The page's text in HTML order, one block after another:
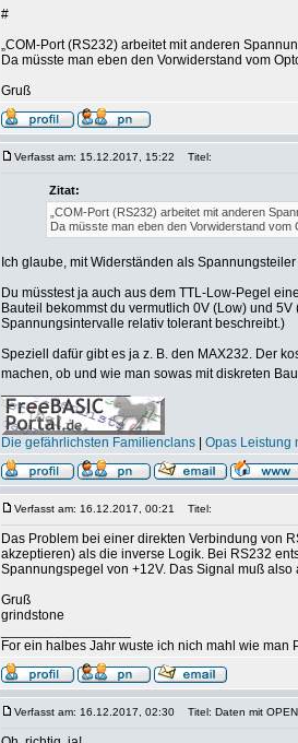
#
„COM-Port (RS232) arbeitet mit anderen
Da müsste man eben den Vorwiderstand vom
Gruß
Verfasst am: 15.12.2017, 15:22 Titel:
Zitat:
„COM-Port (RS232) arbeitet mit anderen
Da müsste man eben den Vorwiderstand
Ich glaube, mit Widerständen als
Du müsstest ja auch aus dem TTL-Low-Pegel
Bauteil bekommst du vermutlich 0V (Low) und
Spannungsintervalle relativ tolerant beschreibt.)
Speziell dafür gibt es ja z. B. den MAX232. Der
machen, ob und wie man sowas mit diskreten
Die gefährlichsten Familienclans Opas Leistung
Verfasst am: 16.12.2017, 00:21 Titel:
Das Problem bei einer direkten Verbindung von
akzeptieren) als die inverse Logik. Bei RS232
Spannungspegel von +12V. Das Signal muß
Gruß
grindstone
For ein halbes Jahr wuste ich nich mahl wie man
Verfasst am: 16.12.2017, 02:30 Titel: Daten mit